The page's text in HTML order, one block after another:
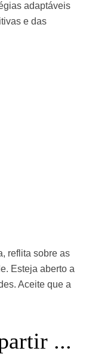
adaptáveis
e das
reflita sobre as
Esteja aberto a
Aceite que a
...